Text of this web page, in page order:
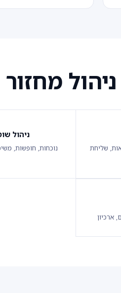
ניהול
שליחת
ניהול
נוכחות, חופשות,
ארכיון